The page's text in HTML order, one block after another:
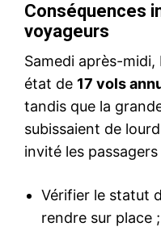
Conséquences
voyageurs
Samedi après-
état de 17 vols
tandis que la
subissaient de
invité les passagers
Vérifier le statut
rendre sur place ;